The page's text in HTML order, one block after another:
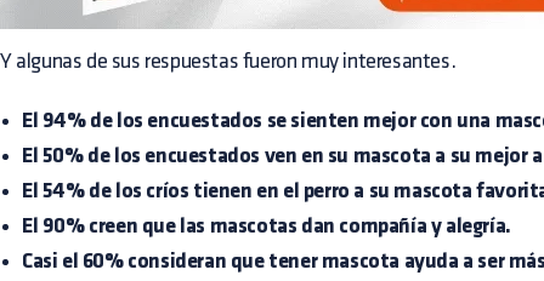
Y algunas de sus respuestas fueron muy interesantes.
El 94% de los encuestados se sienten mejor con una
El 50% de los encuestados ven en su mascota a su mejor
El 54% de los críos tienen en el perro a su mascota
El 90% creen que las mascotas dan compañía y alegría.
Casi el 60% consideran que tener mascota ayuda a ser